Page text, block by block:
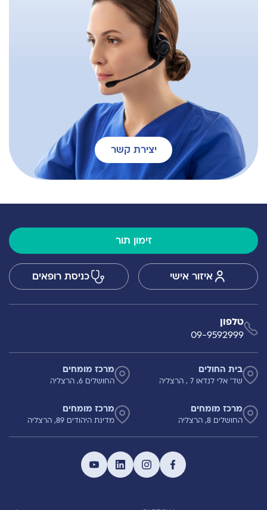
יצירת קשר
זימון תור
איזור אישי כניסת רופאים
טלפון
09-9592999
בית החולים
שד' אלי לנדאו 7 , הרצליה
מרכז מומחים
החושלים 6, הרצליה
מרכז מומחים
החושלים 8, הרצליה
מרכז מומחים
מדינת היהודים 89, הרצליה